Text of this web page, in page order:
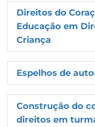
Direitos do
Educação em
Criança
Espelhos de
Construção do
direitos em